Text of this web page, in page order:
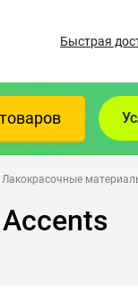
Быстрая
Лакокрасочные